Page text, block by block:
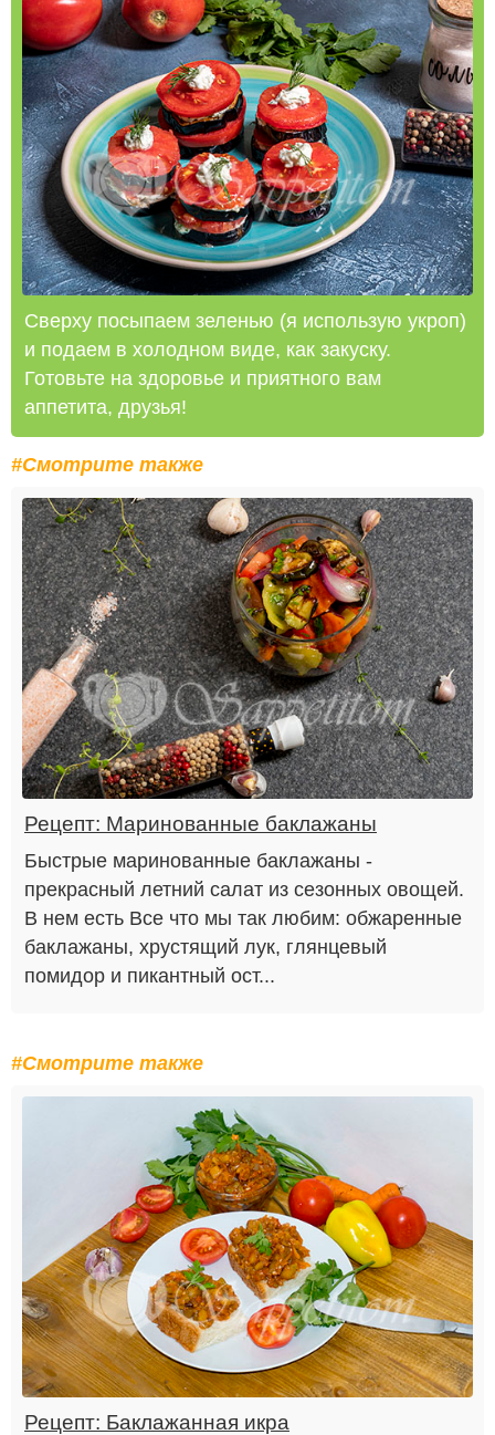
Сверху посыпаем зеленью (я использую укроп)
и подаем в холодном виде, как закуску.
Готовьте на здоровье и приятного вам
аппетита, друзья!
#Смотрите также
Рецепт: Маринованные баклажаны
Быстрые маринованные баклажаны -
прекрасный летний салат из сезонных овощей.
В нем есть Все что мы так любим: обжаренные
баклажаны, хрустящий лук, глянцевый
помидор и пикантный ост...
#Смотрите также
Рецепт: Баклажанная икра